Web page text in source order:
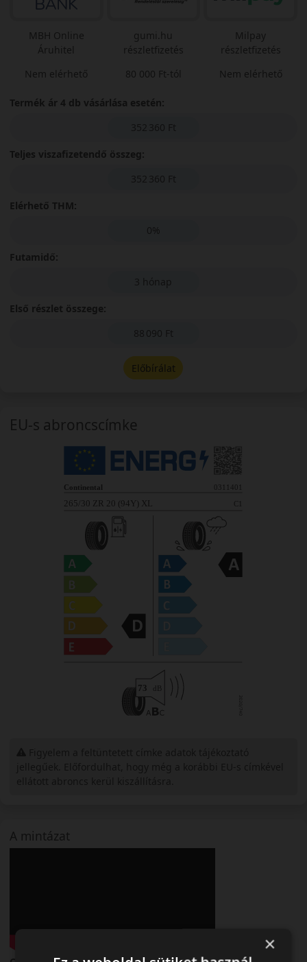
A mintázat
MBH Online
Áruhitel
Nem elérhető
gumi.hu
részletfizetés
80 000 Ft-tól
Milpay
részletfizetés
Nem elérhető
Termék ár 4 db vásárlása esetén:
352 360 Ft
Teljes viszafizetendő összeg:
352 360 Ft
Elérhető THM:
0%
Futamidő:
3 hónap
Első részlet összege:
88 090 Ft
Előbírálat
EU-s abroncscímke
×